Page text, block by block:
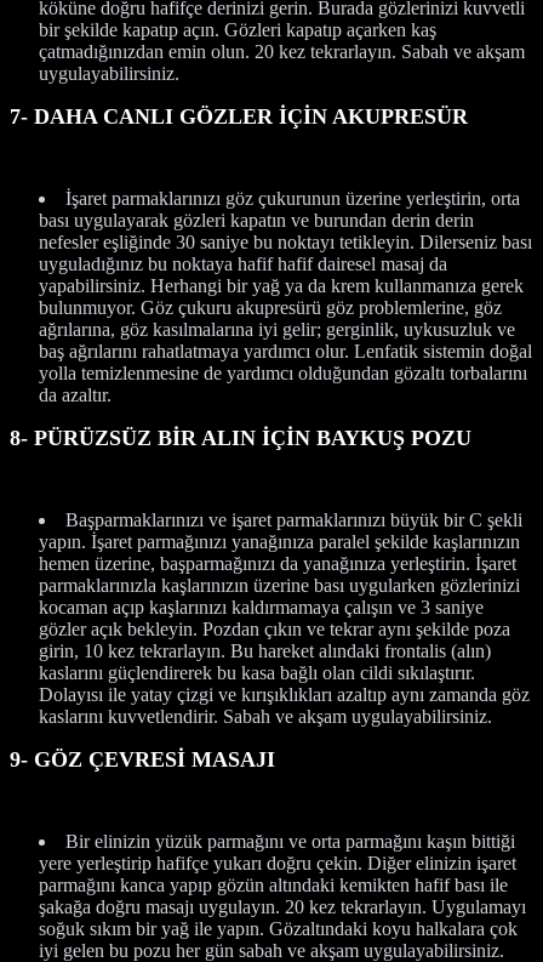
köküne doğru hafifçe derinizi gerin. Burada gözlerinizi kuvvetli
bir şekilde kapatıp açın. Gözleri kapatıp açarken kaş
çatmadığınızdan emin olun. 20 kez tekrarlayın. Sabah ve akşam
uygulayabilirsiniz.
7- DAHA CANLI GÖZLER İÇİN AKUPRESÜR
İşaret parmaklarınızı göz çukurunun üzerine yerleştirin, orta
bası uygulayarak gözleri kapatın ve burundan derin derin
nefesler eşliğinde 30 saniye bu noktayı tetikleyin. Dilerseniz bası
uyguladığınız bu noktaya hafif hafif dairesel masaj da
yapabilirsiniz. Herhangi bir yağ ya da krem kullanmanıza gerek
bulunmuyor. Göz çukuru akupresürü göz problemlerine, göz
ağrılarına, göz kasılmalarına iyi gelir; gerginlik, uykusuzluk ve
baş ağrılarını rahatlatmaya yardımcı olur. Lenfatik sistemin doğal
yolla temizlenmesine de yardımcı olduğundan gözaltı torbalarını
da azaltır.
8- PÜRÜZSÜZ BİR ALIN İÇİN BAYKUŞ POZU
Başparmaklarınızı ve işaret parmaklarınızı büyük bir C şekli
yapın. İşaret parmağınızı yanağınıza paralel şekilde kaşlarınızın
hemen üzerine, başparmağınızı da yanağınıza yerleştirin. İşaret
parmaklarınızla kaşlarınızın üzerine bası uygularken gözlerinizi
kocaman açıp kaşlarınızı kaldırmamaya çalışın ve 3 saniye
gözler açık bekleyin. Pozdan çıkın ve tekrar aynı şekilde poza
girin, 10 kez tekrarlayın. Bu hareket alındaki frontalis (alın)
kaslarını güçlendirerek bu kasa bağlı olan cildi sıkılaştırır.
Dolayısı ile yatay çizgi ve kırışıklıkları azaltıp aynı zamanda göz
kaslarını kuvvetlendirir. Sabah ve akşam uygulayabilirsiniz.
9- GÖZ ÇEVRESİ MASAJI
Bir elinizin yüzük parmağını ve orta parmağını kaşın bittiği
yere yerleştirip hafifçe yukarı doğru çekin. Diğer elinizin işaret
parmağını kanca yapıp gözün altındaki kemikten hafif bası ile
şakağa doğru masajı uygulayın. 20 kez tekrarlayın. Uygulamayı
soğuk sıkım bir yağ ile yapın. Gözaltındaki koyu halkalara çok
iyi gelen bu pozu her gün sabah ve akşam uygulayabilirsiniz.